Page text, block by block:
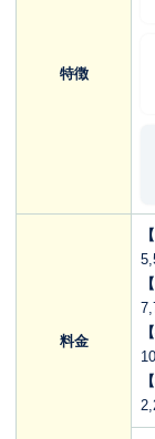
特徴
料金